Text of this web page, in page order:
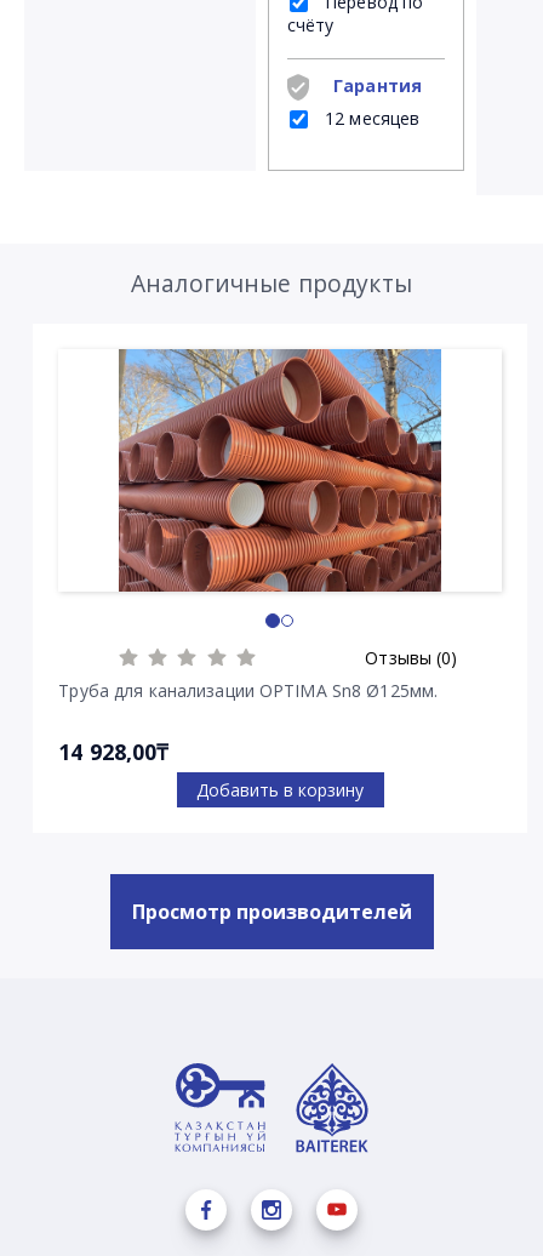
счёту
Гарантия
12 месяцев
Аналогичные продукты
Отзывы (0)
Труба для канализации OPTIMA Sn8 Ø125мм.
14 928,00₸
Добавить в корзину
Просмотр производителей